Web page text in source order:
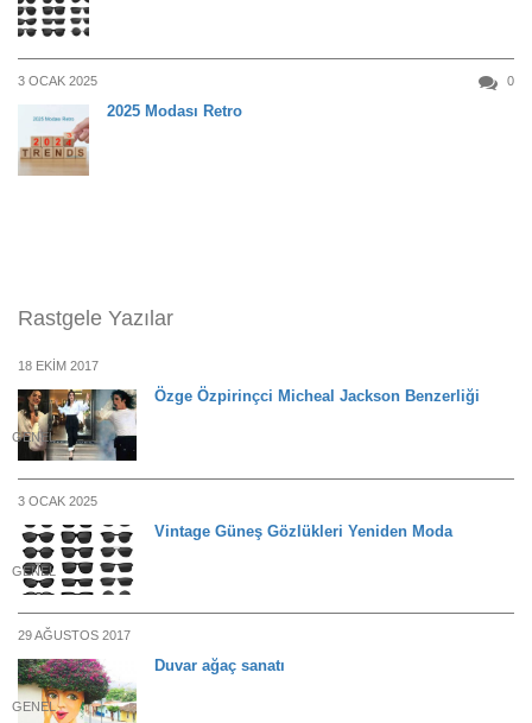
3 OCAK 2025 0
2025 Modası Retro
Rastgele Yazılar
18 EKIM 2017
GENEL
Özge Özpirinçci Micheal Jackson Benzerliği
3 OCAK 2025
GENEL
Vintage Güneş Gözlükleri Yeniden Moda
29 AĞUSTOS 2017
GENEL
Duvar ağaç sanatı